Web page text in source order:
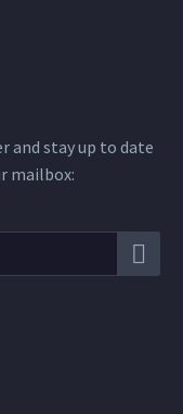
and stay up to date
mailbox: